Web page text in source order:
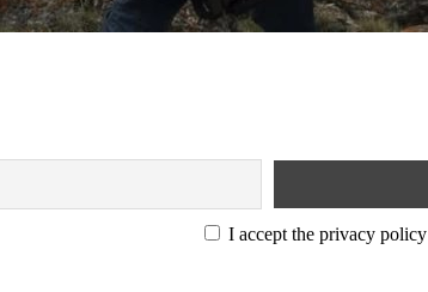
I accept the privacy policy